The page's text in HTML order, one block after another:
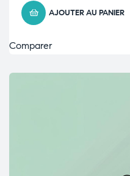
AJOUTER AU PANIER
Comparer